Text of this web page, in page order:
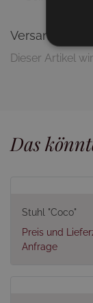
Dieser Artikel
Das
Stuhl "Coco"
Preis und
Anfrage